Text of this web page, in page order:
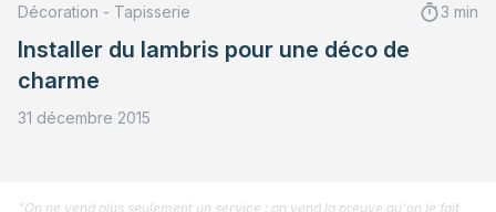
Décoration - Tapisserie 3 min
Installer du lambris pour une déco de
charme
31 décembre 2015
"On ne vend plus seulement un service : on vend la preuve qu'on le fait